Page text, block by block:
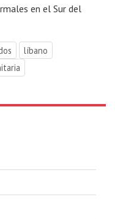
en el Sur del
líbano